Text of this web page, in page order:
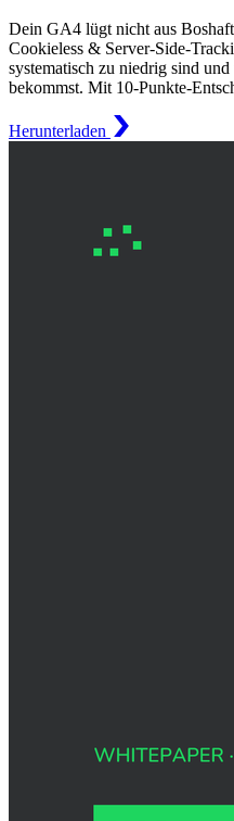
Dein GA4 lügt nicht aus
Cookieless & Server-Side-
systematisch zu niedrig sind
bekommst. Mit 10-Punkte-
Herunterladen